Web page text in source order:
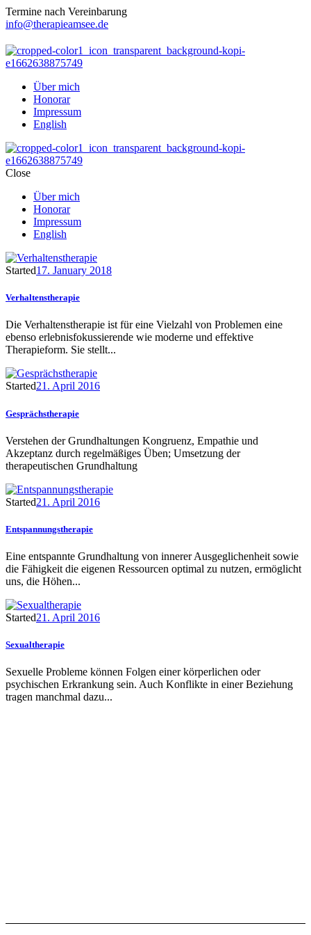
Termine nach Vereinbarung
info@therapieamsee.de
Über mich
Honorar
Impressum
English
Close
Über mich
Honorar
Impressum
English
Started17. January 2018
Verhaltenstherapie
Die Verhaltenstherapie ist für eine Vielzahl von Problemen eine
ebenso erlebnisfokussierende wie moderne und effektive
Therapieform. Sie stellt...
Started21. April 2016
Gesprächstherapie
Verstehen der Grundhaltungen Kongruenz, Empathie und
Akzeptanz durch regelmäßiges Üben; Umsetzung der
therapeutischen Grundhaltung
Started21. April 2016
Entspannungstherapie
Eine entspannte Grundhaltung von innerer Ausgeglichenheit sowie
die Fähigkeit die eigenen Ressourcen optimal zu nutzen, ermöglicht
uns, die Höhen...
Started21. April 2016
Sexualtherapie
Sexuelle Probleme können Folgen einer körperlichen oder
psychischen Erkrankung sein. Auch Konflikte in einer Beziehung
tragen manchmal dazu...